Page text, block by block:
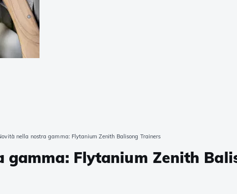
nella nostra gamma: Flytanium Zenith Balisong Trainers
gamma: Flytanium Zenith